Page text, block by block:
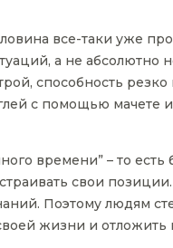
все-таки уже
а не абсолютно
способность
с помощью мачете
времени” – то
свои
Поэтому людям
жизни и отложить